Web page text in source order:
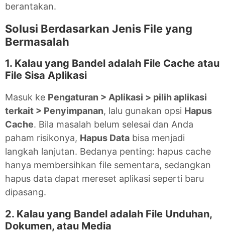
berantakan.
Solusi Berdasarkan Jenis File yang
Bermasalah
1. Kalau yang Bandel adalah File Cache atau
File Sisa Aplikasi
Masuk ke Pengaturan > Aplikasi > pilih aplikasi
terkait > Penyimpanan, lalu gunakan opsi Hapus
Cache. Bila masalah belum selesai dan Anda
paham risikonya, Hapus Data bisa menjadi
langkah lanjutan. Bedanya penting: hapus cache
hanya membersihkan file sementara, sedangkan
hapus data dapat mereset aplikasi seperti baru
dipasang.
2. Kalau yang Bandel adalah File Unduhan,
Dokumen, atau Media